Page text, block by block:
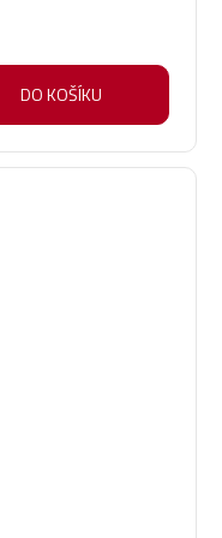
DO KOŠÍKU